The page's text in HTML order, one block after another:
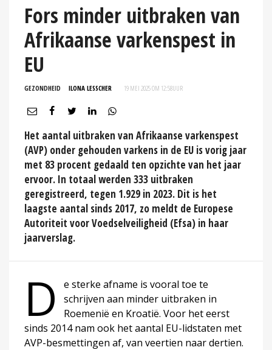
Fors minder uitbraken van
Afrikaanse varkenspest in
EU
GEZONDHEID ILONA LESSCHER 19 MEI 2025 OM 12:58UUR
Het aantal uitbraken van Afrikaanse varkenspest
(AVP) onder gehouden varkens in de EU is vorig jaar
met 83 procent gedaald ten opzichte van het jaar
ervoor. In totaal werden 333 uitbraken
geregistreerd, tegen 1.929 in 2023. Dit is het
laagste aantal sinds 2017, zo meldt de Europese
Autoriteit voor Voedselveiligheid (Efsa) in haar
jaarverslag.
D
e sterke afname is vooral toe te
schrijven aan minder uitbraken in
Roemenië en Kroatië. Voor het eerst
sinds 2014 nam ook het aantal EU-lidstaten met
AVP-besmettingen af, van veertien naar dertien.